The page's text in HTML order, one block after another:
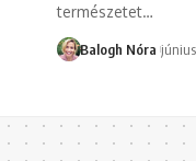
természetet…
Balogh Nóra